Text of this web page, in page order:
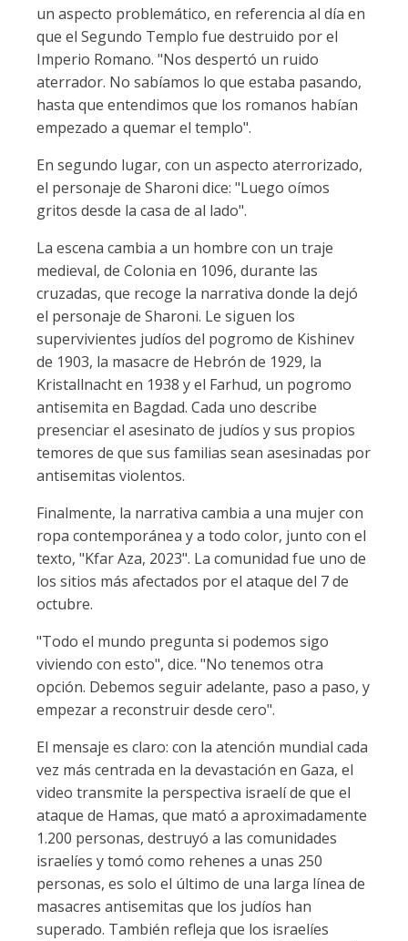
un aspecto problemático, en referencia al día en
que el Segundo Templo fue destruido por el
Imperio Romano. "Nos despertó un ruido
aterrador. No sabíamos lo que estaba pasando,
hasta que entendimos que los romanos habían
empezado a quemar el templo".
En segundo lugar, con un aspecto aterrorizado,
el personaje de Sharoni dice: "Luego oímos
gritos desde la casa de al lado".
La escena cambia a un hombre con un traje
medieval, de Colonia en 1096, durante las
cruzadas, que recoge la narrativa donde la dejó
el personaje de Sharoni. Le siguen los
supervivientes judíos del pogromo de Kishinev
de 1903, la masacre de Hebrón de 1929, la
Kristallnacht en 1938 y el Farhud, un pogromo
antisemita en Bagdad. Cada uno describe
presenciar el asesinato de judíos y sus propios
temores de que sus familias sean asesinadas por
antisemitas violentos.
Finalmente, la narrativa cambia a una mujer con
ropa contemporánea y a todo color, junto con el
texto, "Kfar Aza, 2023". La comunidad fue uno de
los sitios más afectados por el ataque del 7 de
octubre.
"Todo el mundo pregunta si podemos sigo
viviendo con esto", dice. "No tenemos otra
opción. Debemos seguir adelante, paso a paso, y
empezar a reconstruir desde cero".
El mensaje es claro: con la atención mundial cada
vez más centrada en la devastación en Gaza, el
video transmite la perspectiva israelí de que el
ataque de Hamas, que mató a aproximadamente
1.200 personas, destruyó a las comunidades
israelíes y tomó como rehenes a unas 250
personas, es solo el último de una larga línea de
masacres antisemitas que los judíos han
superado. También refleja que los israelíes